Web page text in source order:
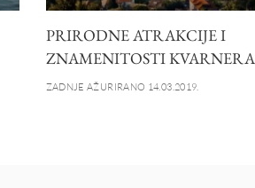
PRIRODNE ATRAKCIJE I
ZNAMENITOSTI KVARNERA
ZADNJE AŽURIRANO 14.03.2019.